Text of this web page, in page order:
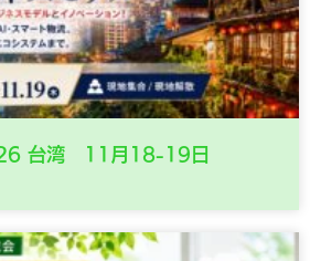
台湾 11月18-19日